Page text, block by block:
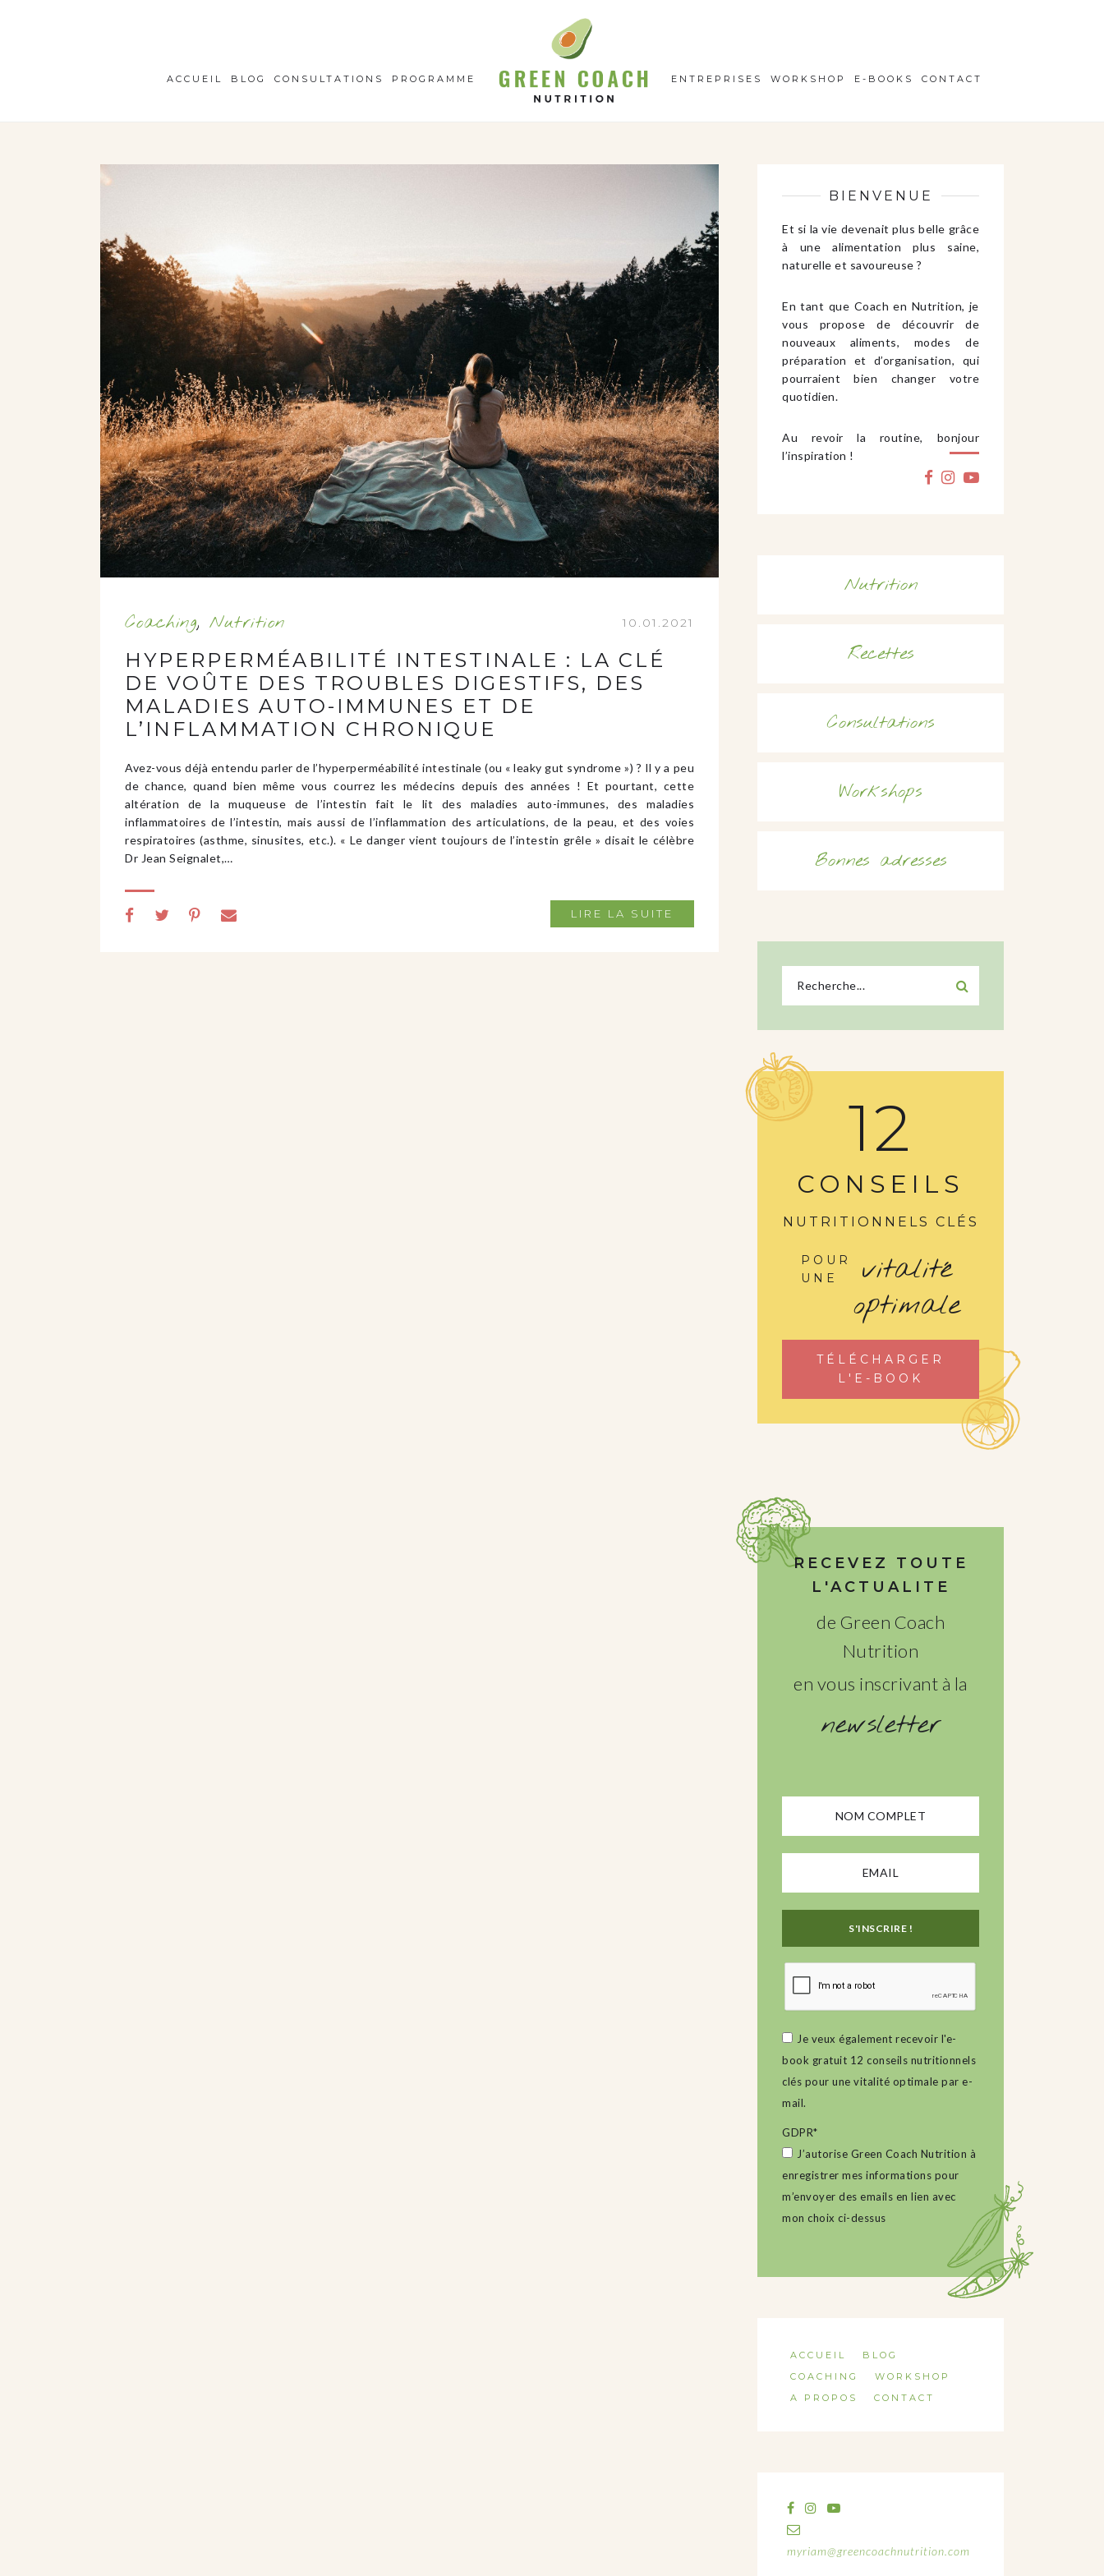
ACCUEIL BLOG CONSULTATIONS PROGRAMME
GCN
ENTREPRISES WORKSHOP E-BOOKS CONTACT
Coaching, Nutrition 10.01.2021
HYPERPERMÉABILITÉ INTESTINALE : LA CLÉ
DE VOÛTE DES TROUBLES DIGESTIFS, DES
MALADIES AUTO-IMMUNES ET DE
L’INFLAMMATION CHRONIQUE
Avez-vous déjà entendu parler de l’hyperperméabilité intestinale (ou « leaky gut syndrome ») ? Il y a peu
de chance, quand bien même vous courrez les médecins depuis des années ! Et pourtant, cette
altération de la muqueuse de l’intestin fait le lit des maladies auto-immunes, des maladies
inflammatoires de l’intestin, mais aussi de l’inflammation des articulations, de la peau, et des voies
respiratoires (asthme, sinusites, etc.). « Le danger vient toujours de l’intestin grêle » disait le célèbre
Dr Jean Seignalet,…
LIRE LA SUITE
BIENVENUE
Et si la vie devenait plus belle grâce
à une alimentation plus saine,
naturelle et savoureuse ?
En tant que Coach en Nutrition, je
vous propose de découvrir de
nouveaux aliments, modes de
préparation et d’organisation, qui
pourraient bien changer votre
quotidien.
Au revoir la routine, bonjour
l’inspiration !
Nutrition
Recettes
Consultations
Workshops
Bonnes adresses
12
CONSEILS
NUTRITIONNELS CLÉS
POUR
UNE
vitalité
optimale
TÉLÉCHARGER
L'E-BOOK
RECEVEZ TOUTE
L'ACTUALITE
de Green Coach
Nutrition
en vous inscrivant à la
newsletter
Je veux également recevoir l'e-
book gratuit 12 conseils nutritionnels
clés pour une vitalité optimale par e-
mail.
GDPR*
J’autorise Green Coach Nutrition à
enregistrer mes informations pour
m’envoyer des emails en lien avec
mon choix ci-dessus
ACCUEIL
BLOG
COACHING
WORKSHOP
A PROPOS
CONTACT
myriam@greencoachnutrition.com